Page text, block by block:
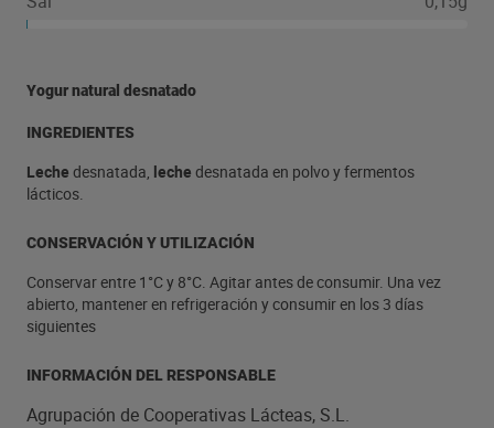
Yogur natural desnatado
INGREDIENTES
Leche desnatada, leche desnatada en polvo y fermentos
lácticos.
CONSERVACIÓN Y UTILIZACIÓN
Conservar entre 1°C y 8°C. Agitar antes de consumir. Una vez
abierto, mantener en refrigeración y consumir en los 3 días
siguientes
INFORMACIÓN DEL RESPONSABLE
Agrupación de Cooperativas Lácteas, S.L.